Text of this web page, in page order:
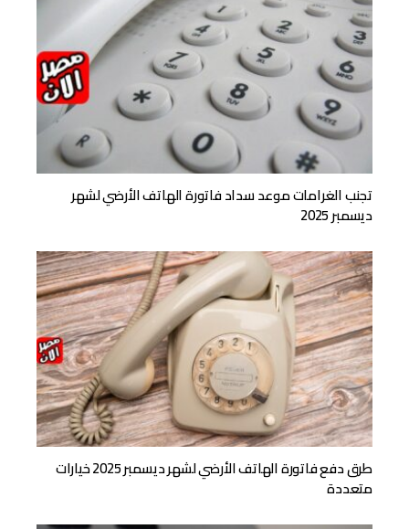
تجنب الغرامات موعد سداد فاتورة الهاتف الأرضي لشهر
ديسمبر 2025
طرق دفع فاتورة الهاتف الأرضي لشهر ديسمبر 2025 خيارات
متعددة